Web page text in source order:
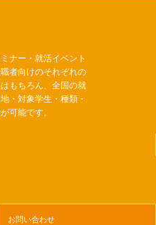
ナー・就活イベント
者向けのそれぞれの
もちろん、全国の就
・対象学生・種類・
可能です。
お問い合わせ